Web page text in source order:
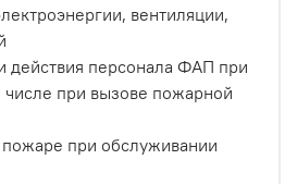
вентиляции,
действия персонала ФАП при
при вызове пожарной
при обслуживании